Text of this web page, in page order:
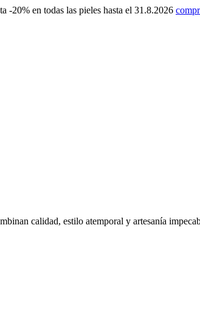
-20% en todas las pieles hasta el 31.8.2026
calidad, estilo atemporal y artesanía